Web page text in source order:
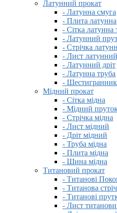
Латунний прокат
- Латунна смуга
- Плита латунна
- Сітка латунна
- Латунний
- Стрічка
- Лист латунний
- Латунний дріт
- Латунна труба
-
Мідний прокат
- Сітка мідна
- Мідний
- Стрічка мідна
- Лист мідний
- Дріт мідний
- Труба мідна
- Плита мідна
- Шина мідна
Титановий прокат
- Титанові
- Титанова
- Титанові
- Лист